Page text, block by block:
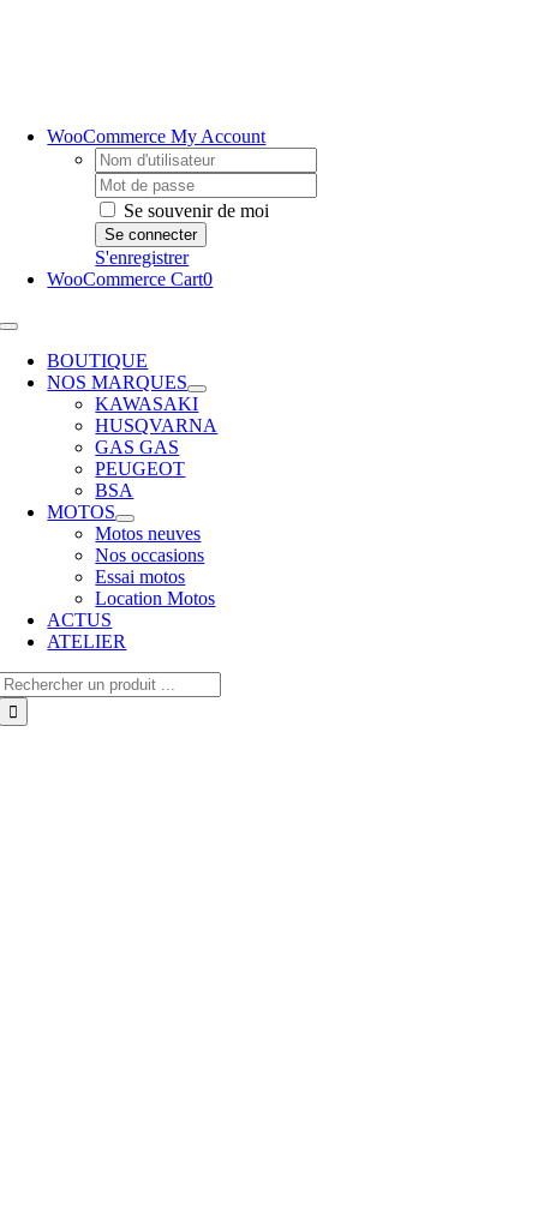
WooCommerce My Account
Username:
Password:
Se souvenir de moi
S'enregistrer
WooCommerce Cart0
Toggle
NavigationBOUTIQUE
NOS MARQUES
KAWASAKI
HUSQVARNA
GAS GAS
PEUGEOT
BSA
MOTOS
Motos neuves
Nos occasions
Essai motos
Location Motos
ACTUS
ATELIER